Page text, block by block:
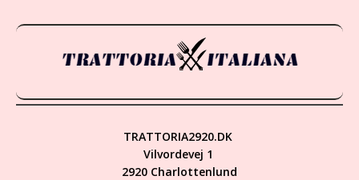
TRATTORIA2920.DK
Vilvordevej 1
2920 Charlottenlund